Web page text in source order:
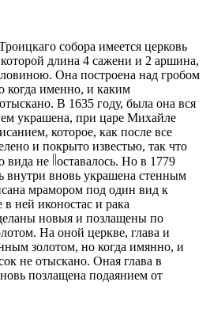
собора имеется церковь
длина 4 сажени и 2 аршина,
Она построена над гробом
когда именно, и каким
В 1635 году, была она вся
украшена, при царе Михайле
которое, как после все
и покрыто известью, так что
вида не оставалось. Но в 1779
внутри вновь украшена стенным
мрамором под один вид к
ней иконостас и рака
новыя и позлащены по
На оной церкве, глава и
золотом, но когда имянно, и
не отыскано. Оная глава в
позлащена подаянием от